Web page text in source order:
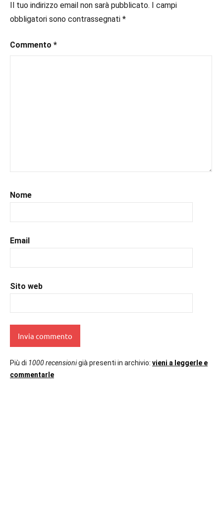
#inspiration,
#instalibri,
#italianblogger
#kindle,
#romantic,
#uncuoretrailibri
Il tuo indirizzo email non sarà pubblicato.
I campi
obbligatori sono contrassegnati *
Commento *
Nome
Email
Sito web
Più di 1000 recensionigià presenti in archivio: vieni a leggerle e
commentarle